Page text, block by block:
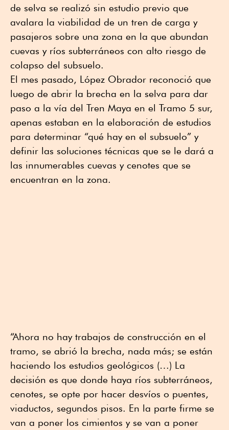
de selva se realizó sin estudio previo que
avalara la viabilidad de un tren de carga y
pasajeros sobre una zona en la que abundan
cuevas y ríos subterráneos con alto riesgo de
colapso del subsuelo.
El mes pasado, López Obrador reconoció que
luego de abrir la brecha en la selva para dar
paso a la vía del Tren Maya en el Tramo 5 sur,
apenas estaban en la elaboración de estudios
para determinar “qué hay en el subsuelo” y
definir las soluciones técnicas que se le dará a
las innumerables cuevas y cenotes que se
encuentran en la zona.
“Ahora no hay trabajos de construcción en el
tramo, se abrió la brecha, nada más; se están
haciendo los estudios geológicos (…) La
decisión es que donde haya ríos subterráneos,
cenotes, se opte por hacer desvíos o puentes,
viaductos, segundos pisos. En la parte firme se
van a poner los cimientos y se van a poner